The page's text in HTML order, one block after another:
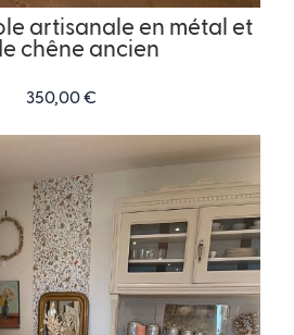
artisanale en métal et
chêne ancien
350,00€